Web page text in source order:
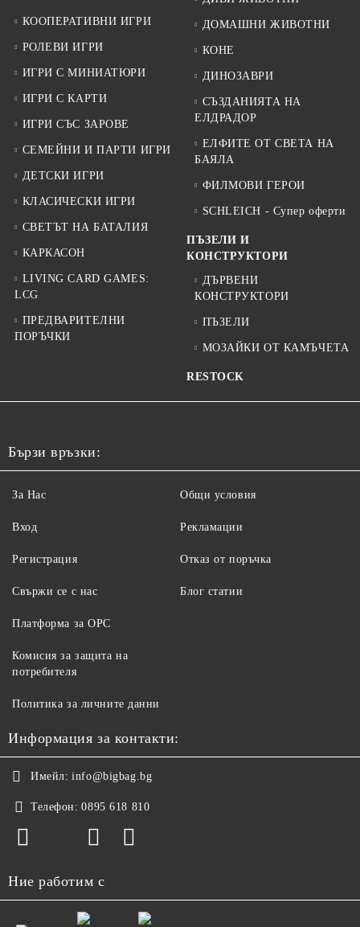
КООПЕРАТИВНИ ИГРИ
РОЛЕВИ ИГРИ
ИГРИ С МИНИАТЮРИ
ИГРИ С КАРТИ
ИГРИ СЪС ЗАРОВЕ
СЕМЕЙНИ И ПАРТИ ИГРИ
ДЕТСКИ ИГРИ
КЛАСИЧЕСКИ ИГРИ
СВЕТЪТ НА БАТАЛИЯ
КАРКАСОН
LIVING CARD GAMES:
LCG
ПРЕДВАРИТЕЛНИ
ПОРЪЧКИ
ДОМАШНИ ЖИВОТНИ
КОНЕ
ДИНОЗАВРИ
СЪЗДАНИЯТА НА
ЕЛДРАДОР
ЕЛФИТЕ ОТ СВЕТА НА
БАЯЛА
ФИЛМОВИ ГЕРОИ
SCHLEICH - Супер оферти
ПЪЗЕЛИ И
КОНСТРУКТОРИ
ДЪРВЕНИ
КОНСТРУКТОРИ
ПЪЗЕЛИ
МОЗАЙКИ ОТ КАМЪЧЕТА
RESTOCK
Бързи връзки:
За Нас
Вход
Регистрация
Свържи се с нас
Общи условия
Рекламации
Отказ от поръчка
Блог статии
Платформа за ОРС
Комисия за защита на
потребителя
Политика за личните данни
Информация за контакти:
Имейл: info@bigbag.bg
Телефон: 0895 618 810
Ние работим с